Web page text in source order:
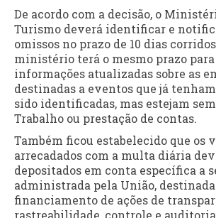
De acordo com a decisão, o
Turismo deverá identificar e
omissos no prazo de 10 dias
ministério terá o mesmo prazo
informações atualizadas sobre as
destinadas a eventos que já tenham
sido identificadas, mas estejam
Trabalho ou prestação de contas.
Também ficou estabelecido que os
arrecadados com a multa diária
depositados em conta específica a
administrada pela União, destinada
financiamento de ações de
rastreabilidade, controle e